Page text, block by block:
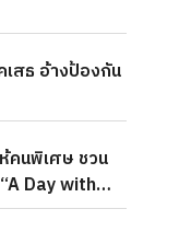
สธ อ้างป้องกัน
คนพิเศษ ชวน
Day with